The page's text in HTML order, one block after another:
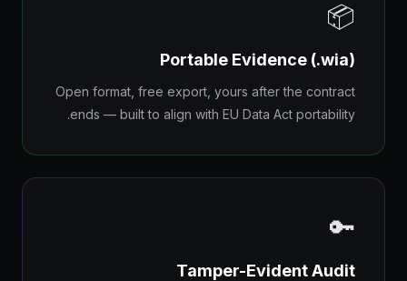
📦
Portable Evidence (.wia)
Open format, free export, yours after the contract
ends — built to align with EU Data Act portability.
🔑
Tamper-Evident Audit